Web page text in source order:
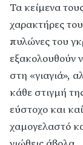
Τα κείμενα
χαρακτήρες
πυλώνες του
εξακολουθούν
στη «γιαγιά»,
κάθε στιγμή
εύστοχο και
χαμογελαστό